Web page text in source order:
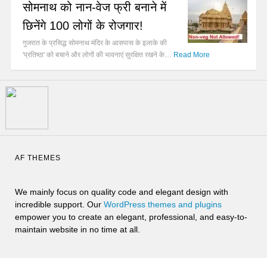
सोमनाथ को नान-वेज फ्री बनाने में
छिनेंगे 100 लोगों के रोजगार!
गुजरात के प्रसिद्ध सोमनाथ मंदिर के आसपास के इलाके की
'प्रतिष्ठा' को बचाने और लोगों की भावनाएं सुरक्षित रखने के… Read More
AF THEMES
We mainly focus on quality code and elegant design with
incredible support. Our WordPress themes and plugins
empower you to create an elegant, professional, and easy-to-
maintain website in no time at all.